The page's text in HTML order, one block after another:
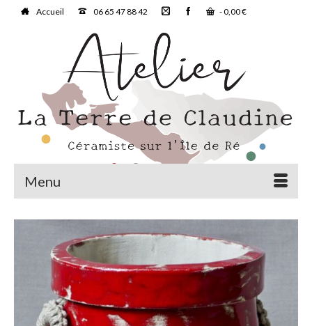
Accueil 06 65 47 88 42 -0,00€
Menu